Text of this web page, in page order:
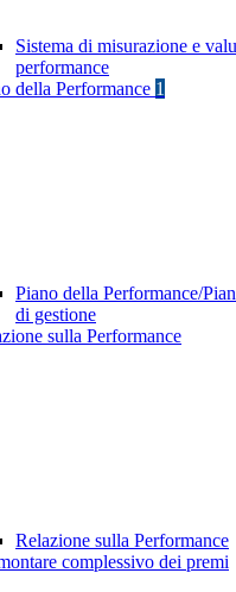
Sistema di misurazione e
performance
della Performance 1
Piano della Performance/
di gestione
sulla Performance
Relazione sulla Performance
complessivo dei premi